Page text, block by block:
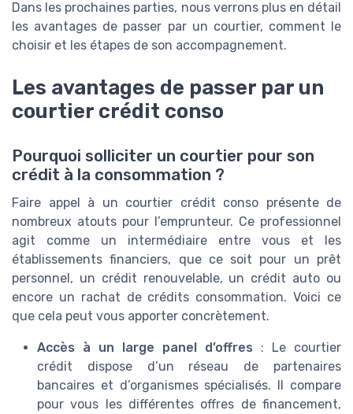
Dans les prochaines parties, nous verrons plus en détail
les avantages de passer par un courtier, comment le
choisir et les étapes de son accompagnement.
Les avantages de passer par un
courtier crédit conso
Pourquoi solliciter un courtier pour son
crédit à la consommation ?
Faire appel à un courtier crédit conso présente de
nombreux atouts pour l’emprunteur. Ce professionnel
agit comme un intermédiaire entre vous et les
établissements financiers, que ce soit pour un prêt
personnel, un crédit renouvelable, un crédit auto ou
encore un rachat de crédits consommation. Voici ce
que cela peut vous apporter concrètement.
Accès à un large panel d’offres : Le courtier
crédit dispose d’un réseau de partenaires
bancaires et d’organismes spécialisés. Il compare
pour vous les différentes offres de financement,